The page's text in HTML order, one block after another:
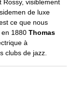
Rossy, visiblement
de luxe
ce que nous
1880 Thomas
à
clubs de jazz.